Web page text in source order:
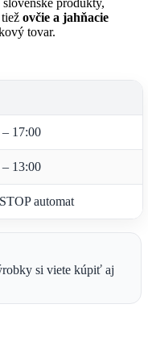
produkty,
ovčie a jahňacie
tovar.
17:00
13:00
automat
si viete kúpiť aj